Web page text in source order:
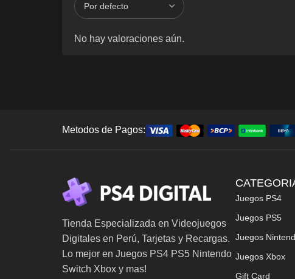
No hay valoraciones aún.
Metodos de Pagos:
Tienda Especializada en Videojuegos
Digitales en Perú, Tarjetas y Recargas.
Lo mejor en Juegos PS4 PS5 Nintendo
Switch Xbox y mas!
Juegos PS4
Juegos PS5
Juegos
Juegos Xbox
Gift Card